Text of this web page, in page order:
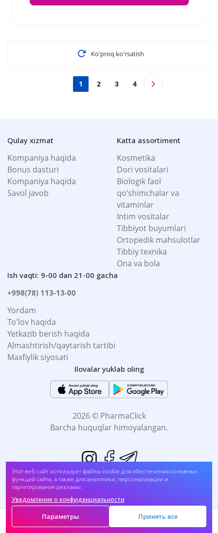
Этот веб-сайт использует файлы cookie для обеспечения основных
функций сайта, а также для аналитики, персонализации и
таргетирования рекламы.
Уведомление о конфиденциальности
Параметры Принять все
Ko'proq ko'rsatish
1 2 3 4
Qulay xizmat
Kompaniya haqida
Bonus dasturi
Kompaniya haqida
Savol javob
Katta assortiment
Kosmetika
Dori vositalari
Biologik faol
qo’shimchalar va
vitaminlar
Intim vositalar
Tibbiyot buyumlari
Ortopedik mahsulotlar
Tibbiy texnika
Ona va bola
Ish vaqti: 9-00 dan 21-00 gacha
+998(78) 113-13-00
Yordam
To'lov haqida
Yetkazib berish haqida
Almashtirish/qaytarish tartibi
Maxfiylik siyosati
Ilovalar yuklab oling
2026 © PharmaClick
Barcha huquqlar himoyalangan.